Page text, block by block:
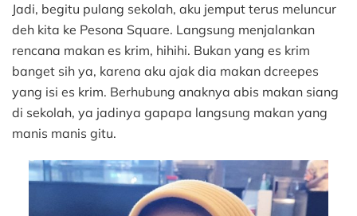
Jadi, begitu pulang sekolah, aku jemput terus meluncur
deh kita ke Pesona Square. Langsung menjalankan
rencana makan es krim, hihihi. Bukan yang es krim
banget sih ya, karena aku ajak dia makan dcreepes
yang isi es krim. Berhubung anaknya abis makan siang
di sekolah, ya jadinya gapapa langsung makan yang
manis manis gitu.